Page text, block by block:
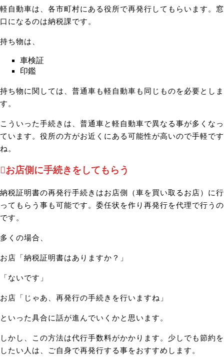
軽自動車は、各市町村にある役所で再発行してもらいます。窓
口になるのは納税課です。
持ち物は、
車検証
印鑑
持ち物に関しては、普通車も軽自動車も同じものを必要としま
す。
こういった手続きは、普通車と軽自動車で異なる事が多くなっ
ています。役所の方がお近くにある可能性が高いので手軽です
ね。
お店側に手続きをしてもらう
納税証明書の再発行手続きはお店側（車を買い取るお店）に行
ってもらう事も可能です。委任状を作り再発行を代理で行うの
です。
多くの場合、
お店「納税証明書はありますか？」
「ないです」
お店「じゃあ、再発行の手続きを行いますね」
といった具合に話が進んでいくかと思います。
しかし、この方法は代行手数料がかかります。少しでも節約を
したい人は、ご自身で再発行する事をおすすめします。